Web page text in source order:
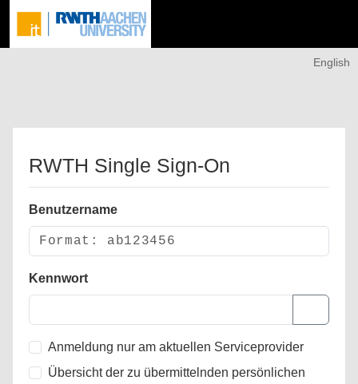
English
RWTH Single Sign-On
Benutzername
Kennwort
Anmeldung nur am aktuellen Serviceprovider
Übersicht der zu übermittelnden persönlichen